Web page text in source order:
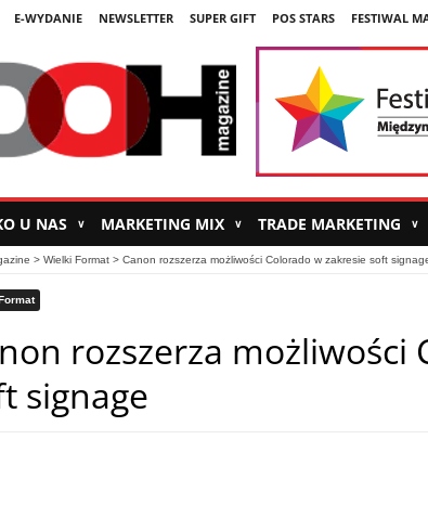
E-WYDANIE NEWSLETTER SUPER GIFT POS STARS FESTIWAL
U NAS ∨ MARKETING MIX ∨ TRADE MARKETING ∨
> Wielki Format> Canon rozszerza możliwości Colorado w zakresie soft
rozszerza możliwości
signage